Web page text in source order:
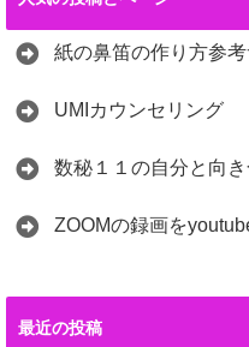
紙の鼻笛の作り方参
UMIカウンセリング
数秘１１の自分と向
ZOOMの録画を
最近の投稿